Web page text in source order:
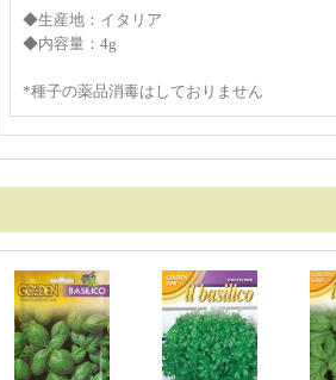
◆生産地：イタリア
◆内容量：4g
*種子の薬品消毒はしておりません